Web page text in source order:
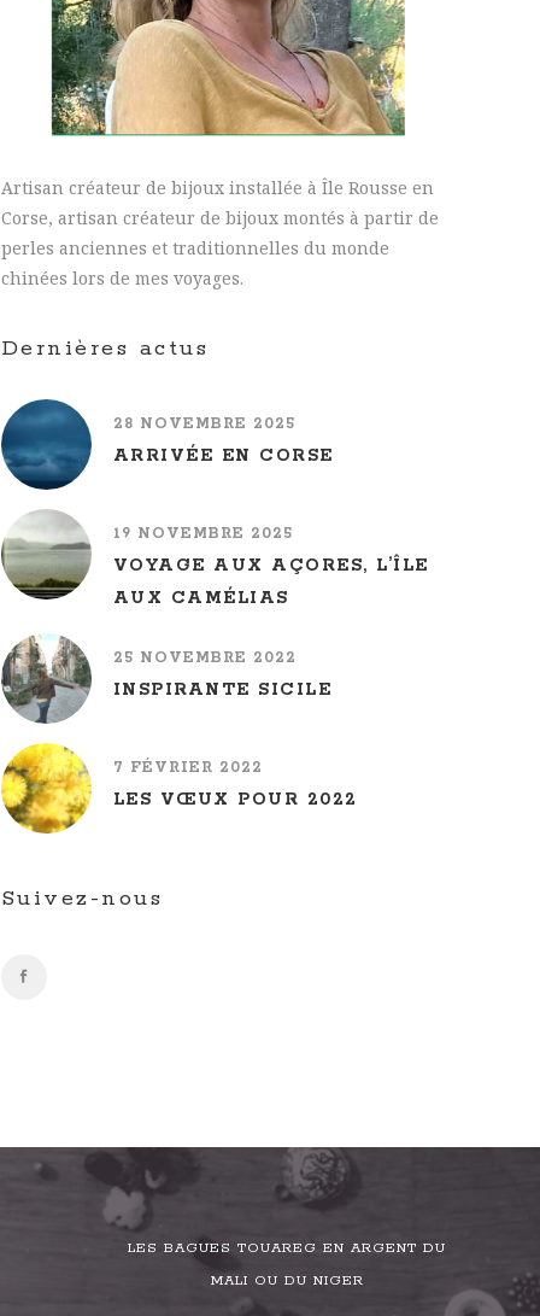
Artisan créateur de bijoux installée à Île Rousse en
Corse, artisan créateur de bijoux montés à partir de
perles anciennes et traditionnelles du monde
chinées lors de mes voyages.
Dernières actus
28 NOVEMBRE 2025
ARRIVÉE EN CORSE
19 NOVEMBRE 2025
VOYAGE AUX AÇORES, L’ÎLE
AUX CAMÉLIAS
25 NOVEMBRE 2022
INSPIRANTE SICILE
7 FÉVRIER 2022
LES VŒUX POUR 2022
Suivez-nous
LES BAGUES TOUAREG EN ARGENT DU
MALI OU DU NIGER